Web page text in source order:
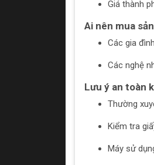
Giá thành
Ai nên mua
Các gia
Các nghệ
Lưu ý an toàn
Thường
Kiểm tra
Máy sử